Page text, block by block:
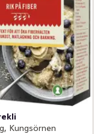
Kungsörnen